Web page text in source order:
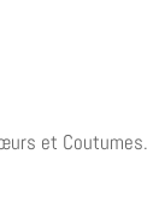
et Coutumes.